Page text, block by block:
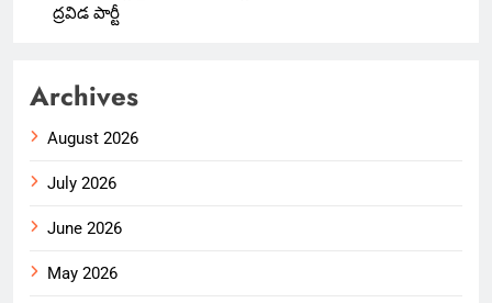
ద్రవిడ పార్టీ
Archives
August 2026
July 2026
June 2026
May 2026